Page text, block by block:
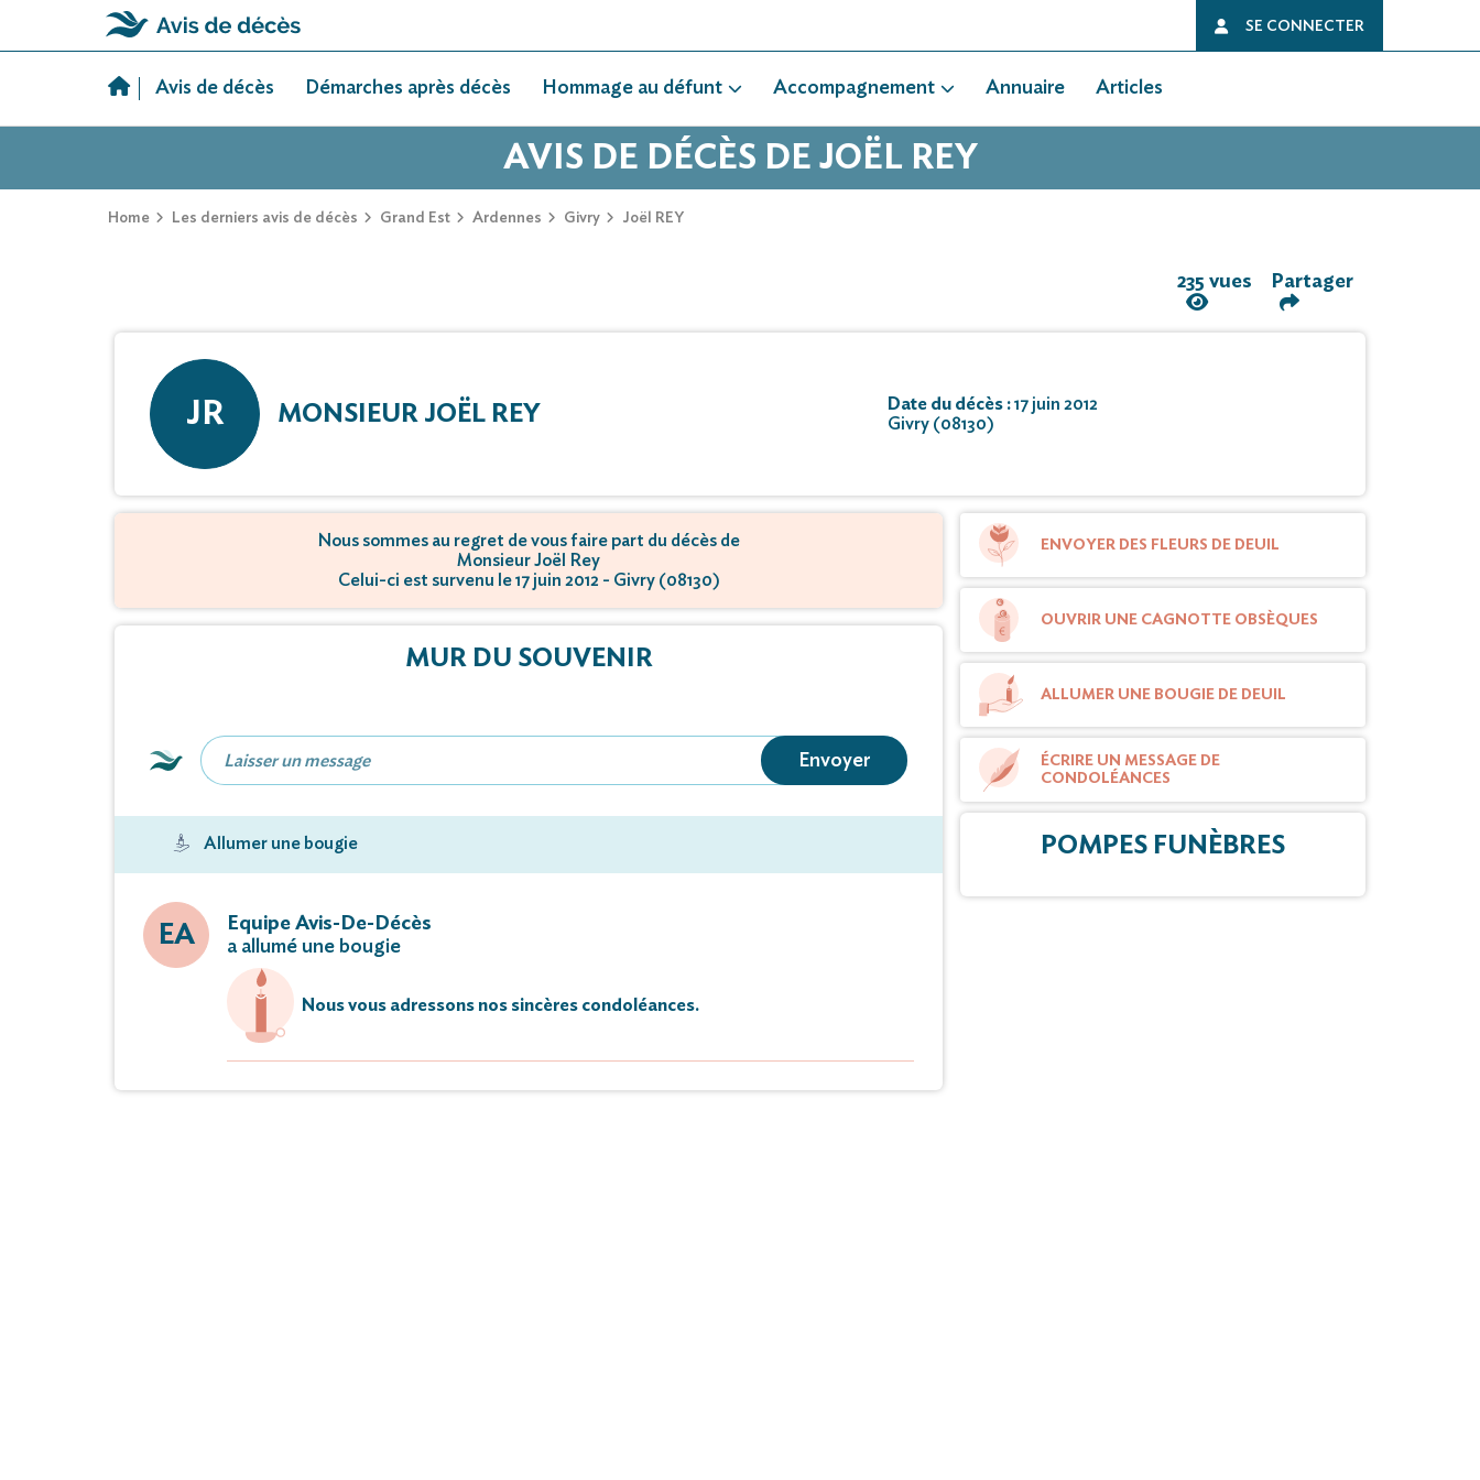
SE CONNECTER
Avis de décès Démarches après décès Hommage au défunt Accompagnement Annuaire Articles
AVIS DE DÉCÈS DE JOËL REY
Home Les derniers avis de décès Grand Est Ardennes Givry Joël REY
235 vues Partager
JR MONSIEUR JOËL REY Date du décès :17 juin 2012
Givry (08130)
Nous sommes au regret de vous faire part du décès de
Monsieur Joël Rey
Celui-ci est survenu le 17 juin 2012 - Givry (08130)
MUR DU SOUVENIR
Envoyer
Allumer une bougie
EA
Equipe Avis-De-Décès
a allumé une bougie
Nous vous adressons nos sincères condoléances.
ENVOYER DES FLEURS DE DEUIL
OUVRIR UNE CAGNOTTE OBSÈQUES
ALLUMER UNE BOUGIE DE DEUIL
ÉCRIRE UN MESSAGE DE
CONDOLÉANCES
POMPES FUNÈBRES